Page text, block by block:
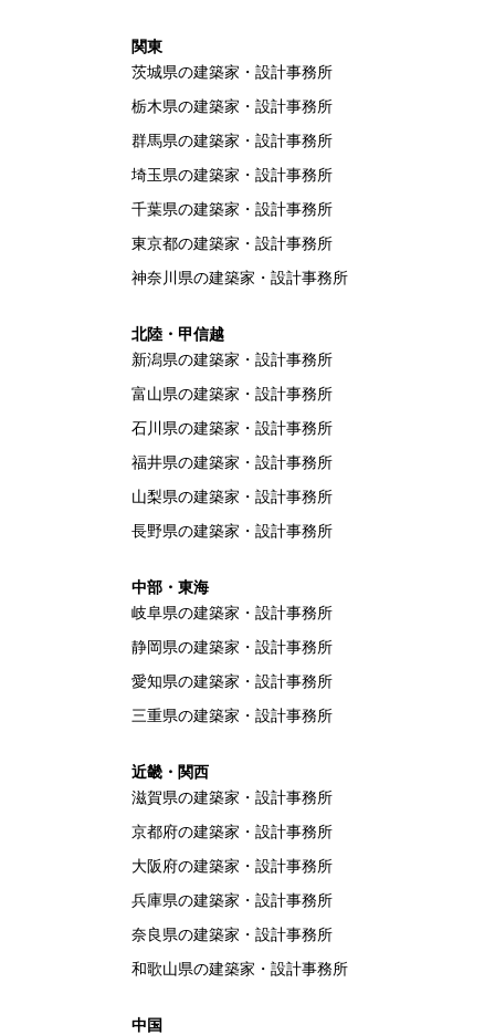
関東
茨城県の建築家・設計事務所
栃木県の建築家・設計事務所
群馬県の建築家・設計事務所
埼玉県の建築家・設計事務所
千葉県の建築家・設計事務所
東京都の建築家・設計事務所
神奈川県の建築家・設計事務所
北陸・甲信越
新潟県の建築家・設計事務所
富山県の建築家・設計事務所
石川県の建築家・設計事務所
福井県の建築家・設計事務所
山梨県の建築家・設計事務所
長野県の建築家・設計事務所
中部・東海
岐阜県の建築家・設計事務所
静岡県の建築家・設計事務所
愛知県の建築家・設計事務所
三重県の建築家・設計事務所
近畿・関西
滋賀県の建築家・設計事務所
京都府の建築家・設計事務所
大阪府の建築家・設計事務所
兵庫県の建築家・設計事務所
奈良県の建築家・設計事務所
和歌山県の建築家・設計事務所
中国